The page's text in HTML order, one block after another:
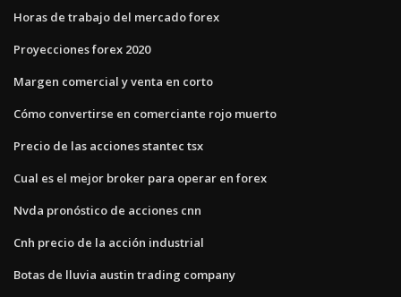
Horas de trabajo del mercado forex
Proyecciones forex 2020
Margen comercial y venta en corto
Cómo convertirse en comerciante rojo muerto
Precio de las acciones stantec tsx
Cual es el mejor broker para operar en forex
Nvda pronóstico de acciones cnn
Cnh precio de la acción industrial
Botas de lluvia austin trading company